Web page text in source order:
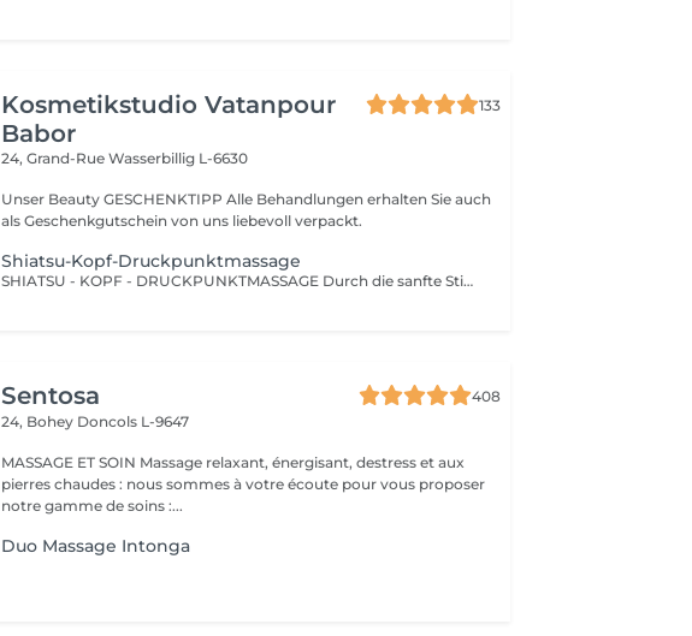
Kosmetikstudio Vatanpour
Babor
133
24, Grand-RueWasserbillig L-6630
Unser Beauty GESCHENKTIPP Alle Behandlungen erhalten Sie auch
als Geschenkgutschein von uns liebevoll verpackt.
Shiatsu-Kopf-Druckpunktmassage
SHIATSU - KOPF - DRUCKPUNKTMASSAGE Durch die sanfte Stimulation bestimmter Druckpunkte und Energiebahnen werden Blockaden gelöst und der Energiefluss im Körper wiederhergestellt.
Sentosa
408
24, Bohey Doncols L-9647
MASSAGE ET SOIN Massage relaxant, énergisant, destress et aux
pierres chaudes : nous sommes à votre écoute pour vous proposer
notre gamme de soins :...
Duo Massage Intonga